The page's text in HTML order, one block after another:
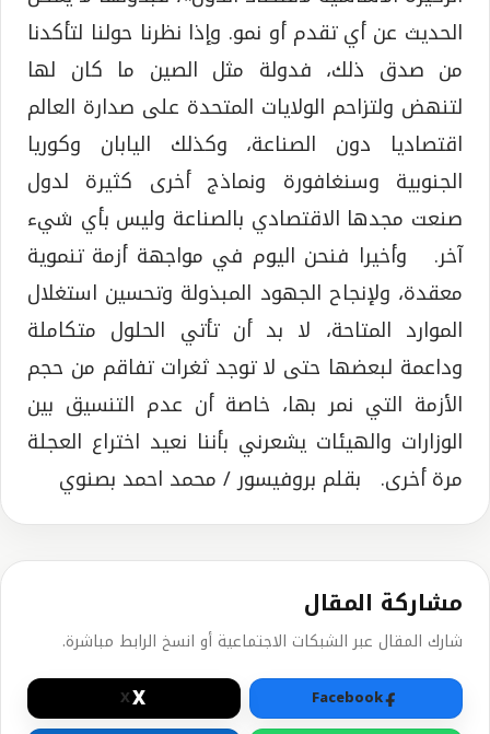
الحديث عن أي تقدم أو نمو. وإذا نظرنا حولنا لتأكدنا
من صدق ذلك، فدولة مثل الصين ما كان لها
لتنهض ولتزاحم الولايات المتحدة على صدارة العالم
اقتصاديا دون الصناعة، وكذلك اليابان وكوريا
الجنوبية وسنغافورة ونماذج أخرى كثيرة لدول
صنعت مجدها الاقتصادي بالصناعة وليس بأي شيء
آخر. وأخيرا فنحن اليوم في مواجهة أزمة تنموية
معقدة، ولإنجاح الجهود المبذولة وتحسين استغلال
الموارد المتاحة، لا بد أن تأتي الحلول متكاملة
وداعمة لبعضها حتى لا توجد ثغرات تفاقم من حجم
الأزمة التي نمر بها، خاصة أن عدم التنسيق بين
الوزارات والهيئات يشعرني بأننا نعيد اختراع العجلة
مرة أخرى. بقلم بروفيسور / محمد احمد بصنوي
مشاركة المقال
شارك المقال عبر الشبكات الاجتماعية أو انسخ الرابط مباشرة.
Facebook
X
X